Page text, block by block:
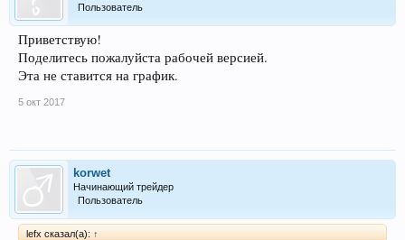
Пользователь
Приветствую!
Поделитесь пожалуйста рабочей версией.
Эта не ставится на график.
5 окт 2017
korwet
Начинающий трейдер
Пользователь
lefx сказал(а): ↑